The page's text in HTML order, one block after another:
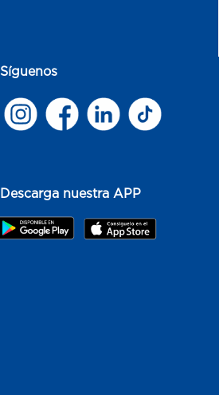
Síguenos
Descarga nuestra APP